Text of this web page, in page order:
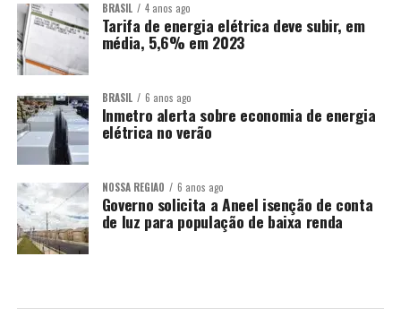
BRASIL 4 anos ago
Tarifa de energia elétrica deve subir, em
média, 5,6% em 2023
BRASIL 6 anos ago
Inmetro alerta sobre economia de energia
elétrica no verão
NOSSA REGIÃO 6 anos ago
Governo solicita a Aneel isenção de conta
de luz para população de baixa renda